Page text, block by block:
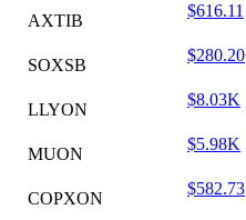
AXTIB
$616.11
SOXSB
$280.20
LLYON
$8.03K
MUON
$5.98K
COPXON
$582.73